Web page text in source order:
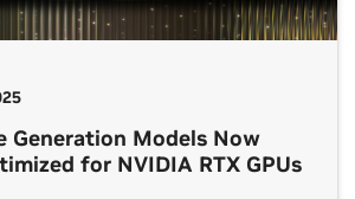
Generation Models Now
for NVIDIA RTX GPUs